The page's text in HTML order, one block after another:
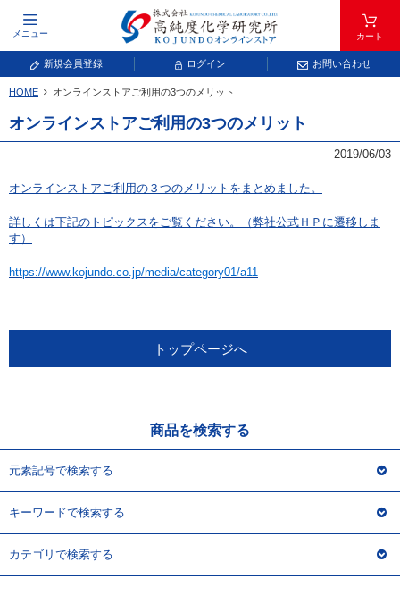
メニュー カート
新規会員登録 ログイン お問い合わせ
元素記号で検索する
元素周期表をタップすると、拡大表示されます。拡大した表から元素記号をタップ
常温常圧で気体であり、弊社では取り扱いしておりません。
放射性元素または人工元素であり、弊社では取り扱いしておりません。
フリーワードで検索
カタログコードで検索
化学式で検索
和名・英名で検索
CAS番号で検索
HOME オンラインストアご利用の3つのメリット
オンラインストアご利用の3つのメリット
2019/06/03
オンラインストアご利用の３つのメリットをまとめました。
詳しくは下記のトピックスをご覧ください。（弊社公式ＨＰに遷移しま
す）
https://www.kojundo.co.jp/media/category01/a11
トップページへ
商品を検索する
元素記号で検索する
キーワードで検索する
カテゴリで検索する